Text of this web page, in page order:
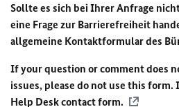
Sollte es sich bei Ihrer Anfrage
eine Frage zur Barrierefreiheit
allgemeine Kontaktformular des
If your question or comment does
issues, please do not use this form.
Help Desk contact form.